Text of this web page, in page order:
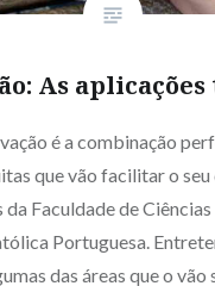
As aplicações
é a combinação
que vão facilitar o seu
Faculdade de
Portuguesa.
das áreas que o vão